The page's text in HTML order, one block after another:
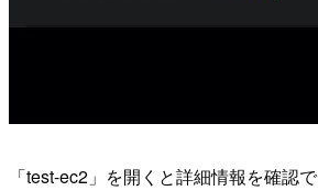
「test-ec2」を開くと詳細情報を確認で